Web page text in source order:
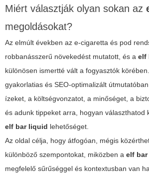
Miért választják olyan sokan az
megoldásokat?
Az elmúlt években az e-cigaretta és pod
robbanásszerű növekedést mutatott, és a elf
különösen ismertté vált a fogyasztók
gyakorlatias és SEO-optimalizált
ízeket, a költségvonzatot, a minőséget, a
és adunk tippeket arra, hogyan választhatod
elf bar liquid lehetőséget.
Az oldal célja, hogy átfogóan, mégis
különböző szempontokat, miközben a elf
megfelelő sűrűséggel és kontextusban van